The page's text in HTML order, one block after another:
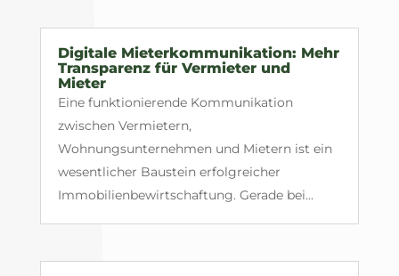
Digitale Mieterkommunikation: Mehr
Transparenz für Vermieter und
Mieter
Eine funktionierende Kommunikation
zwischen Vermietern,
Wohnungsunternehmen und Mietern ist ein
wesentlicher Baustein erfolgreicher
Immobilienbewirtschaftung. Gerade bei...